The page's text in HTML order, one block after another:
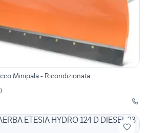
Minipala - Ricondizionata
)